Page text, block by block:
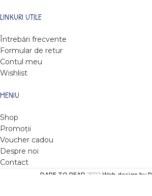
LINKURI UTILE
Întrebări frecvente
Formular de retur
Contul meu
Wishlist
MENIU
Shop
Promoții
Voucher cadou
Despre noi
Contact
DARE TO READ 2022 Web design by